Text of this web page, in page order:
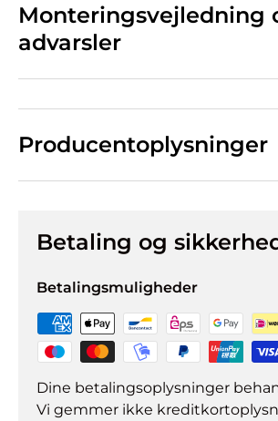
Monteringsvejledning
advarsler
Producentoplysninger
Betaling og
Betalingsmuligheder
Dine betalingsoplysninger
Vi gemmer ikke